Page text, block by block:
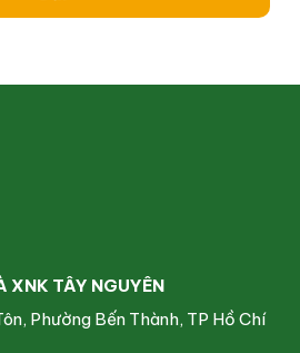
XNK TÂY NGUYÊN
Phường Bến Thành, TP Hồ Chí